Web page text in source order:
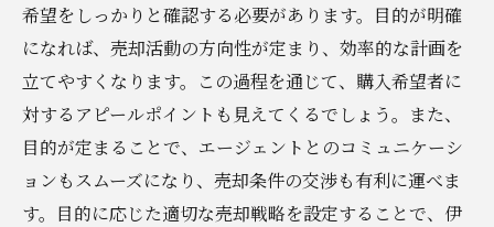
ターゲットバイヤーの特定とアプローチ
効果的な不動産売却を実現する伊勢崎市の市場
動向の理解
最新の市場データを集める
季節による市場変動を捉える
買い手のトレンドを分析する
希望をしっかりと確認する必要があります。目的が明確
になれば、売却活動の方向性が定まり、効率的な計画を
立てやすくなります。この過程を通じて、購入希望者に
対するアピールポイントも見えてくるでしょう。また、
目的が定まることで、エージェントとのコミュニケーシ
ョンもスムーズになり、売却条件の交渉も有利に運べま
す。目的に応じた適切な売却戦略を設定することで、伊